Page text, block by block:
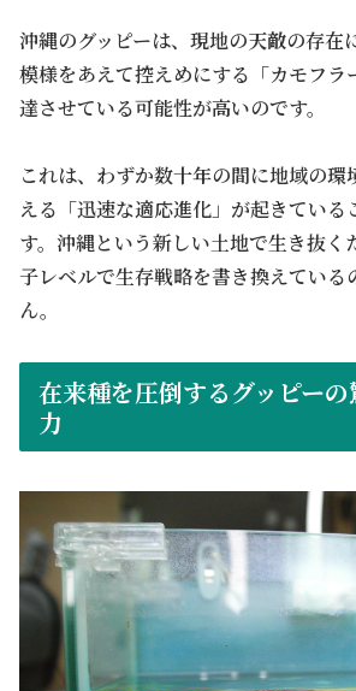
沖縄のグッピーは、現地の天敵の存在
模様をあえて控えめにする「カモフラ
達させている可能性が高いのです。
これは、わずか数十年の間に地域の環
える「迅速な適応進化」が起きている
す。沖縄という新しい土地で生き抜く
子レベルで生存戦略を書き換えている
ん。
在来種を圧倒するグッピー
力